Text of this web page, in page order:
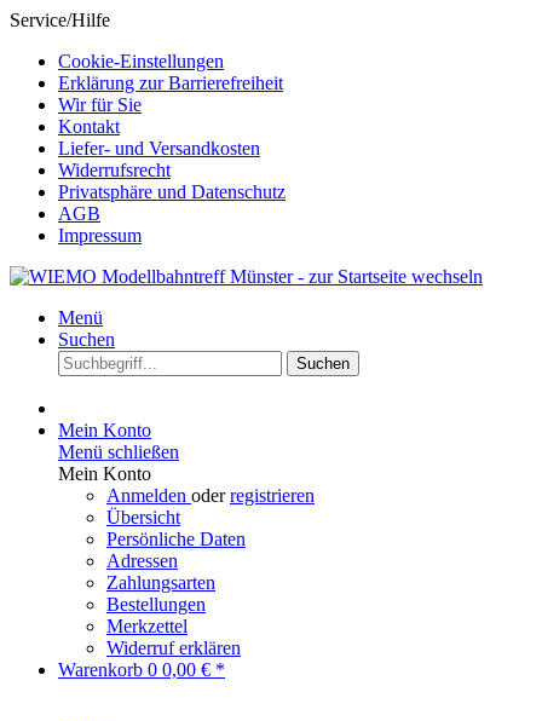
Service/Hilfe
Cookie-Einstellungen
Erklärung zur Barrierefreiheit
Wir für Sie
Kontakt
Liefer- und Versandkosten
Widerrufsrecht
Privatsphäre und Datenschutz
AGB
Impressum
Menü
Suchen
Suchen
Mein Konto
Menü schließen
Mein Konto
Anmelden oderregistrieren
Übersicht
Persönliche Daten
Adressen
Zahlungsarten
Bestellungen
Merkzettel
Widerruf erklären
Warenkorb 0 0,00 € *